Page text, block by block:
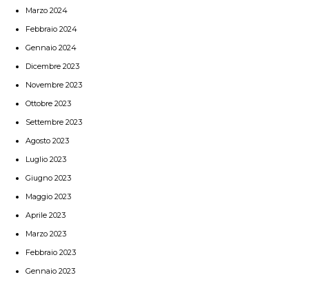
Marzo 2024
Febbraio 2024
Gennaio 2024
Dicembre 2023
Novembre 2023
Ottobre 2023
Settembre 2023
Agosto 2023
Luglio 2023
Giugno 2023
Maggio 2023
Aprile 2023
Marzo 2023
Febbraio 2023
Gennaio 2023